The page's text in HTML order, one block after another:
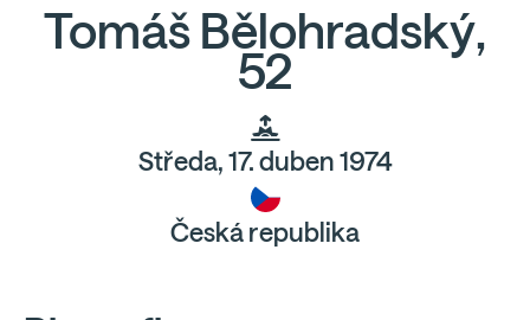
Tomáš Bělohradský,
52
Středa, 17. duben 1974
Česká republika